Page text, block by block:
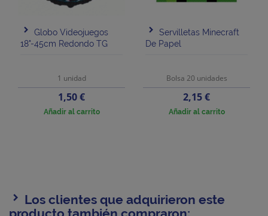
Globo Videojuegos
18"-45cm Redondo TG
1 unidad
Precio
1,50 €
Añadir al carrito
Servilletas Minecraft
De Papel
Bolsa 20 unidades
Precio
2,15 €
Añadir al carrito
Los clientes que adquirieron este